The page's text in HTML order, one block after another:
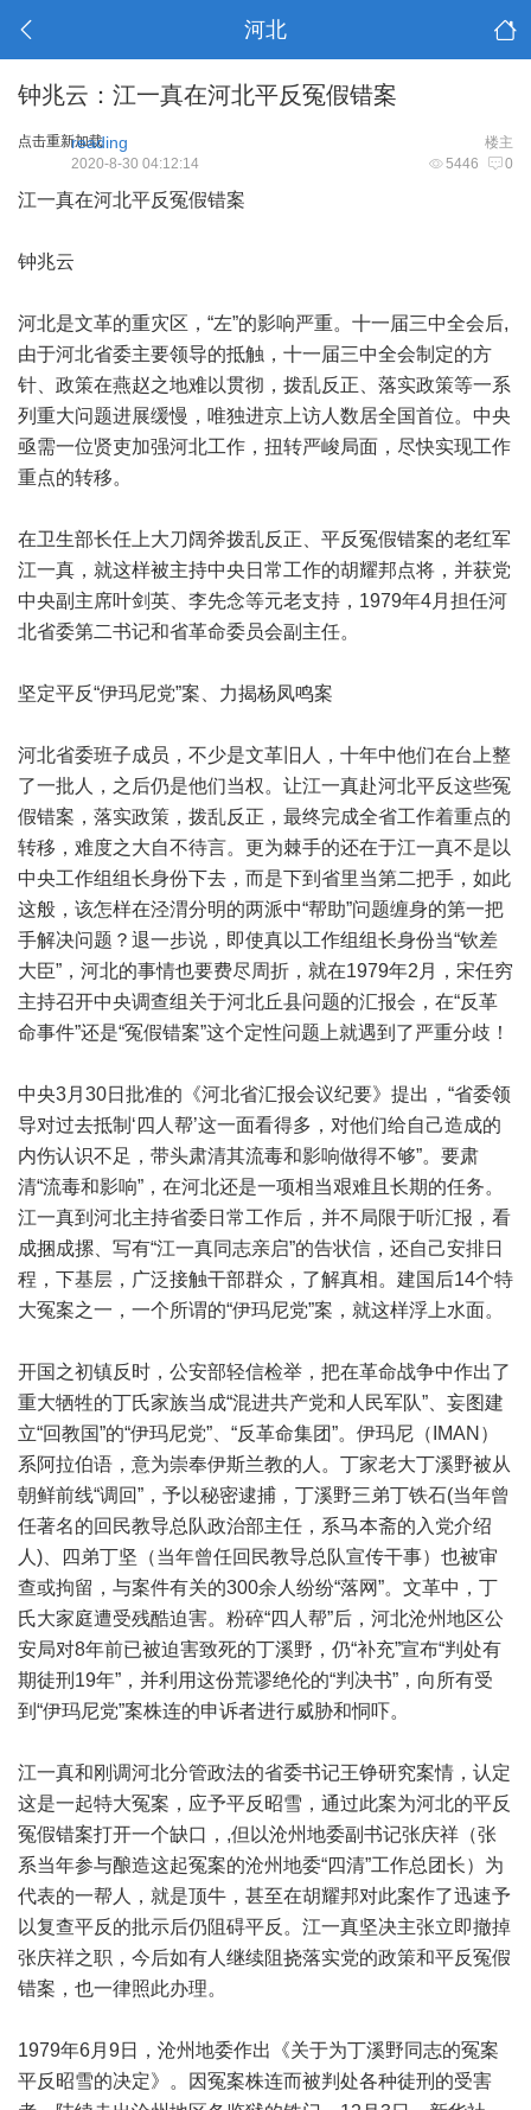
河北
钟兆云：江一真在河北平反冤假错案
点击重新加载 楼主
reading
5446 0
2020-8-30 04:12:14
江一真在河北平反冤假错案
钟兆云
河北是文革的重灾区，“左”的影响严重。十一届三中全会后,
由于河北省委主要领导的抵触，十一届三中全会制定的方
针、政策在燕赵之地难以贯彻，拨乱反正、落实政策等一系
列重大问题进展缓慢，唯独进京上访人数居全国首位。中央
亟需一位贤吏加强河北工作，扭转严峻局面，尽快实现工作
重点的转移。
在卫生部长任上大刀阔斧拨乱反正、平反冤假错案的老红军
江一真，就这样被主持中央日常工作的胡耀邦点将，并获党
中央副主席叶剑英、李先念等元老支持，1979年4月担任河
北省委第二书记和省革命委员会副主任。
坚定平反“伊玛尼党”案、力揭杨凤鸣案
河北省委班子成员，不少是文革旧人，十年中他们在台上整
了一批人，之后仍是他们当权。让江一真赴河北平反这些冤
假错案，落实政策，拨乱反正，最终完成全省工作着重点的
转移，难度之大自不待言。更为棘手的还在于江一真不是以
中央工作组组长身份下去，而是下到省里当第二把手，如此
这般，该怎样在泾渭分明的两派中“帮助”问题缠身的第一把
手解决问题？退一步说，即使真以工作组组长身份当“钦差
大臣”，河北的事情也要费尽周折，就在1979年2月，宋任穷
主持召开中央调查组关于河北丘县问题的汇报会，在“反革
命事件”还是“冤假错案”这个定性问题上就遇到了严重分歧！
中央3月30日批准的《河北省汇报会议纪要》提出，“省委领
导对过去抵制‘四人帮’这一面看得多，对他们给自己造成的
内伤认识不足，带头肃清其流毒和影响做得不够”。要肃
清“流毒和影响”，在河北还是一项相当艰难且长期的任务。
江一真到河北主持省委日常工作后，并不局限于听汇报，看
成捆成摞、写有“江一真同志亲启”的告状信，还自己安排日
程，下基层，广泛接触干部群众，了解真相。建国后14个特
大冤案之一，一个所谓的“伊玛尼党”案，就这样浮上水面。
开国之初镇反时，公安部轻信检举，把在革命战争中作出了
重大牺牲的丁氏家族当成“混进共产党和人民军队”、妄图建
立“回教国”的“伊玛尼党”、“反革命集团”。伊玛尼（IMAN）
系阿拉伯语，意为崇奉伊斯兰教的人。丁家老大丁溪野被从
朝鲜前线“调回”，予以秘密逮捕，丁溪野三弟丁铁石(当年曾
任著名的回民教导总队政治部主任，系马本斋的入党介绍
人)、四弟丁坚（当年曾任回民教导总队宣传干事）也被审
查或拘留，与案件有关的300余人纷纷“落网”。文革中，丁
氏大家庭遭受残酷迫害。粉碎“四人帮”后，河北沧州地区公
安局对8年前已被迫害致死的丁溪野，仍“补充”宣布“判处有
期徒刑19年”，并利用这份荒谬绝伦的“判决书”，向所有受
到“伊玛尼党”案株连的申诉者进行威胁和恫吓。
江一真和刚调河北分管政法的省委书记王铮研究案情，认定
这是一起特大冤案，应予平反昭雪，通过此案为河北的平反
冤假错案打开一个缺口，,但以沧州地委副书记张庆祥（张
系当年参与酿造这起冤案的沧州地委“四清”工作总团长）为
代表的一帮人，就是顶牛，甚至在胡耀邦对此案作了迅速予
以复查平反的批示后仍阻碍平反。江一真坚决主张立即撤掉
张庆祥之职，今后如有人继续阻挠落实党的政策和平反冤假
错案，也一律照此办理。
1979年6月9日，沧州地委作出《关于为丁溪野同志的冤案
平反昭雪的决定》。因冤案株连而被判处各种徒刑的受害